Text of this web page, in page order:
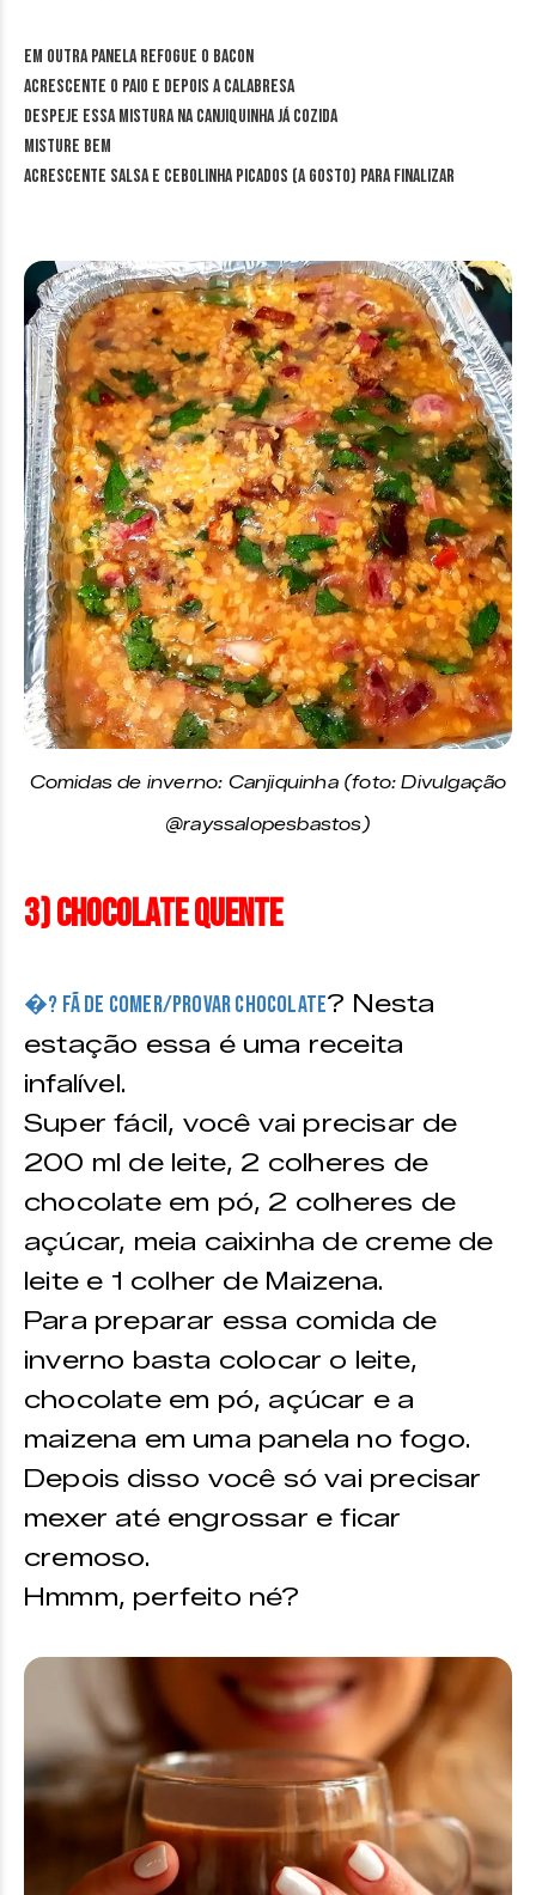
Em outra panela refogue o bacon
Acrescente o paio e depois a calabresa
Despeje essa mistura na canjiquinha já cozida
Misture bem
Acrescente salsa e cebolinha picados (a gosto) para finalizar
Comidas de inverno: Canjiquinha (foto: Divulgação
@rayssalopesbastos)
3) Chocolate quente
�? fã de comer/provar chocolate? Nesta
estação essa é uma receita
infalível.
Super fácil, você vai precisar de
200 ml de leite, 2 colheres de
chocolate em pó, 2 colheres de
açúcar, meia caixinha de creme de
leite e 1 colher de Maizena.
Para preparar essa comida de
inverno basta colocar o leite,
chocolate em pó, açúcar e a
maizena em uma panela no fogo.
Depois disso você só vai precisar
mexer até engrossar e ficar
cremoso.
Hmmm, perfeito né?